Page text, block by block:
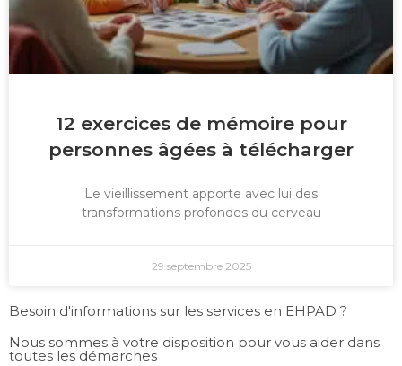
12 exercices de mémoire pour
personnes âgées à télécharger
Le vieillissement apporte avec lui des
transformations profondes du cerveau
29 septembre 2025
Besoin d'informations sur les services en EHPAD ?
Nous sommes à votre disposition pour vous aider dans
toutes les démarches